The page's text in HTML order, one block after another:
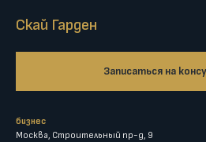
Скай Гарден
Записаться на
бизнес
Москва, Строительный пр-д, 9